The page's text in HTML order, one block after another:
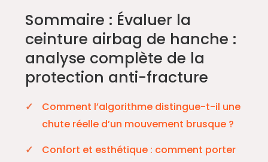
Sommaire : Évaluer la
ceinture airbag de hanche :
analyse complète de la
protection anti-fracture
Comment l’algorithme distingue-t-il une
chute réelle d’un mouvement brusque ?
Confort et esthétique : comment porter